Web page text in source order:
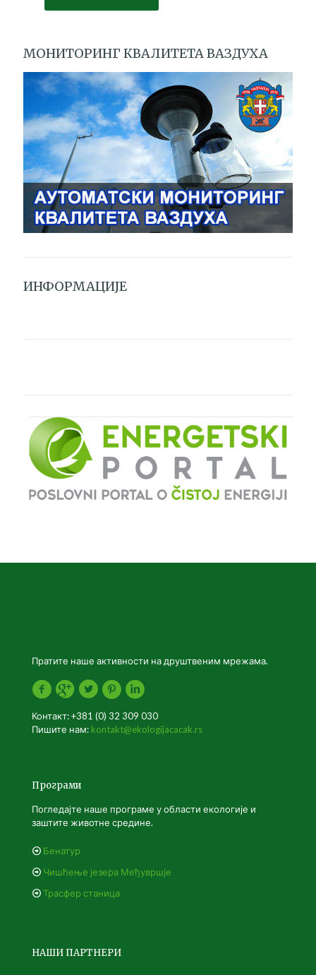
МОНИТОРИНГ КВАЛИТЕТА ВАЗДУХА
ИНФОРМАЦИЈЕ
Пратите наше активности на друштвеним мрежама.
Контакт: +381 (0) 32 309 030
Пишите нам: kontakt@ekologijacacak.rs
Програми
Погледајте наше програме у области екологије и
заштите животне средине.
Бенатур
Чишћење језера Међувршје
Трасфер станица
НАШИ ПАРТНЕРИ